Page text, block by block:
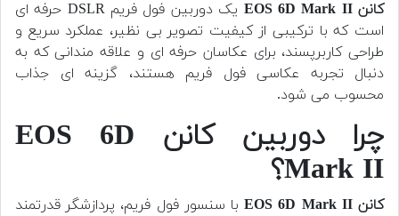
کانن EOS 6D Mark II
یک دوربین فول فریم DSLR حرفه ای
است که با ترکیبی از کیفیت تصویر بی نظیر، عملکرد سریع و
طراحی کاربرپسند، برای عکاسان حرفه ای و علاقه مندانی که به
دنبال تجربه عکاسی فول فریم هستند، گزینه ای جذاب
محسوب می شود.
چرا دوربین کانن EOS 6D
Mark II؟
کانن EOS 6D Mark II
با سنسور فول فریم، پردازشگر قدرتمند